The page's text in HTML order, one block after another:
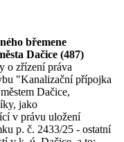
břemene
Dačice (487)
o zřízení práva
"Kanalizační přípojka
Dačice,
jako
v právu uložení
p. č. 2433/25 - ostatní